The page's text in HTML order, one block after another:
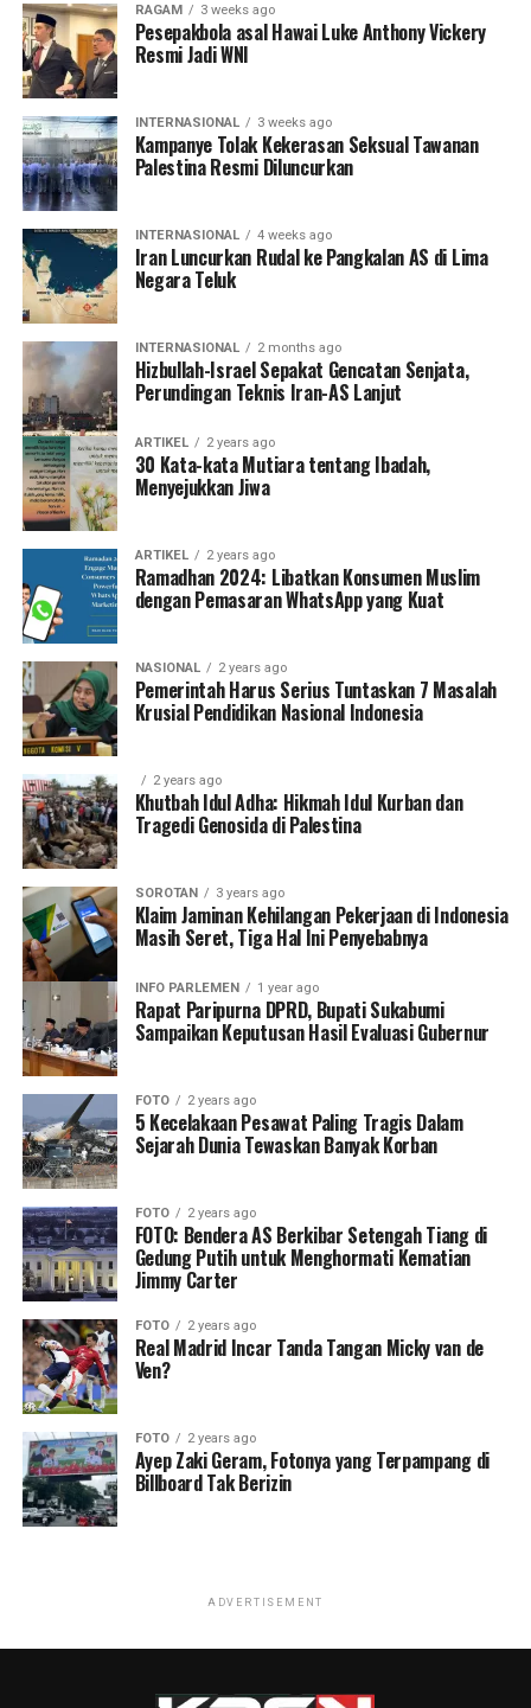
RAGAM 3 weeks ago
Pesepakbola asal Hawai Luke Anthony Vickery
Resmi Jadi WNI
INTERNASIONAL 3 weeks ago
Kampanye Tolak Kekerasan Seksual Tawanan
Palestina Resmi Diluncurkan
INTERNASIONAL 4 weeks ago
Iran Luncurkan Rudal ke Pangkalan AS di Lima
Negara Teluk
INTERNASIONAL 2 months ago
Hizbullah-Israel Sepakat Gencatan Senjata,
Perundingan Teknis Iran-AS Lanjut
ARTIKEL 2 years ago
30 Kata-kata Mutiara tentang Ibadah,
Menyejukkan Jiwa
ARTIKEL 2 years ago
Ramadhan 2024: Libatkan Konsumen Muslim
dengan Pemasaran WhatsApp yang Kuat
NASIONAL 2 years ago
Pemerintah Harus Serius Tuntaskan 7 Masalah
Krusial Pendidikan Nasional Indonesia
2 years ago
Khutbah Idul Adha: Hikmah Idul Kurban dan
Tragedi Genosida di Palestina
SOROTAN 3 years ago
Klaim Jaminan Kehilangan Pekerjaan di Indonesia
Masih Seret, Tiga Hal Ini Penyebabnya
INFO PARLEMEN 1 year ago
Rapat Paripurna DPRD, Bupati Sukabumi
Sampaikan Keputusan Hasil Evaluasi Gubernur
FOTO 2 years ago
5 Kecelakaan Pesawat Paling Tragis Dalam
Sejarah Dunia Tewaskan Banyak Korban
FOTO 2 years ago
FOTO: Bendera AS Berkibar Setengah Tiang di
Gedung Putih untuk Menghormati Kematian
Jimmy Carter
FOTO 2 years ago
Real Madrid Incar Tanda Tangan Micky van de
Ven?
FOTO 2 years ago
Ayep Zaki Geram, Fotonya yang Terpampang di
Billboard Tak Berizin
ADVERTISEMENT